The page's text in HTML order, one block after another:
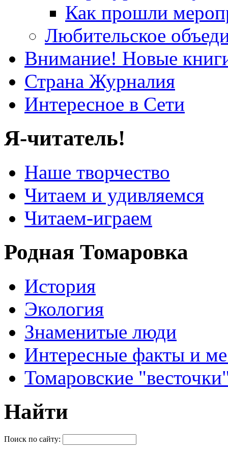
Как прошли
Любительское
Внимание! Новые
Страна Журналия
Интересное в Сети
Я-читатель!
Наше творчество
Читаем и удивляемся
Читаем-играем
Родная Томаровка
История
Экология
Знаменитые люди
Интересные факты и
Томаровские
Найти
Поиск по сайту: